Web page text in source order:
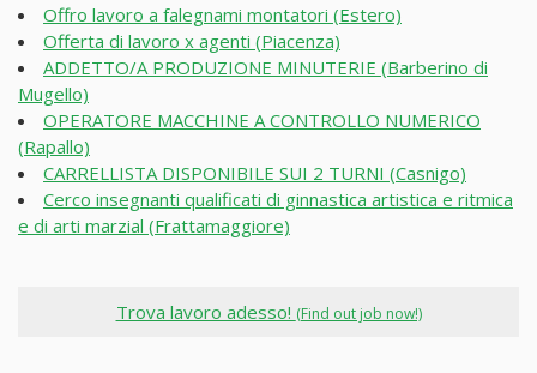
Offro lavoro a falegnami montatori (Estero)
Offerta di lavoro x agenti (Piacenza)
ADDETTO/A PRODUZIONE MINUTERIE (Barberino di
Mugello)
OPERATORE MACCHINE A CONTROLLO NUMERICO
(Rapallo)
CARRELLISTA DISPONIBILE SUI 2 TURNI (Casnigo)
Cerco insegnanti qualificati di ginnastica artistica e ritmica
e di arti marzial (Frattamaggiore)
Trova lavoro adesso! (Find out job now!)